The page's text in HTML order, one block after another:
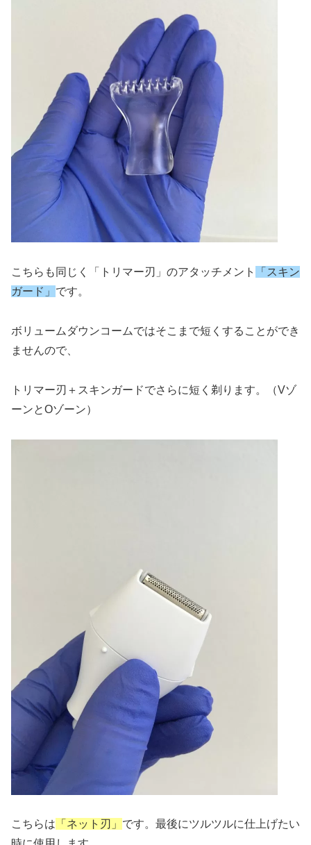
こちらも同じく「トリマー刃」のアタッチメント
「スキン
ガード」 です。
ボリュームダウンコームではそこまで短くすることができ
ませんので、
トリマー刃＋スキンガードでさらに短く剃ります。（Vゾ
ーンとOゾーン）
こちらは 「ネット刃」 です。最後にツルツルに仕上げたい